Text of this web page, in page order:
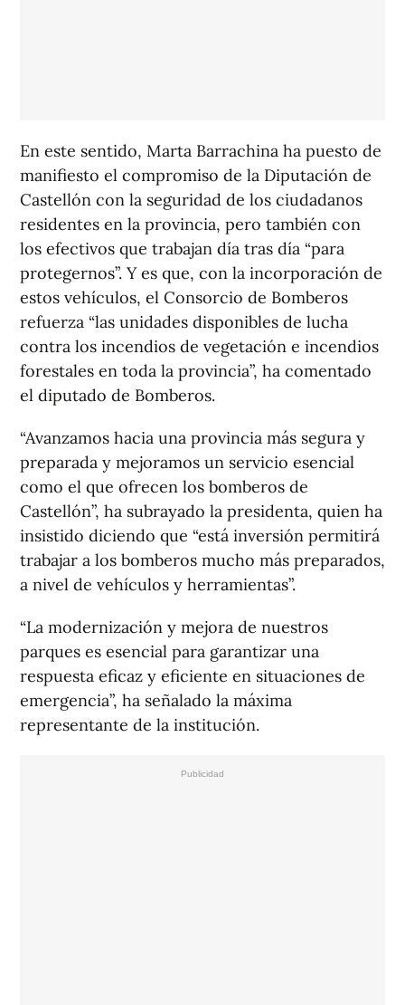
En este sentido, Marta Barrachina ha puesto de
manifiesto el compromiso de la Diputación de
Castellón con la seguridad de los ciudadanos
residentes en la provincia, pero también con
los efectivos que trabajan día tras día “para
protegernos”. Y es que, con la incorporación de
estos vehículos, el Consorcio de Bomberos
refuerza “las unidades disponibles de lucha
contra los incendios de vegetación e incendios
forestales en toda la provincia”, ha comentado
el diputado de Bomberos.
“Avanzamos hacia una provincia más segura y
preparada y mejoramos un servicio esencial
como el que ofrecen los bomberos de
Castellón”, ha subrayado la presidenta, quien ha
insistido diciendo que “está inversión permitirá
trabajar a los bomberos mucho más preparados,
a nivel de vehículos y herramientas”.
“La modernización y mejora de nuestros
parques es esencial para garantizar una
respuesta eficaz y eficiente en situaciones de
emergencia”, ha señalado la máxima
representante de la institución.